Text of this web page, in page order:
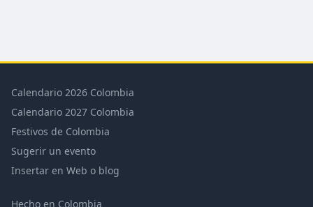
Calendario 2026 Colombia
Calendario 2027 Colombia
Festivos de Colombia
Sugerir un evento
Insertar en Web o blog
Hecho en Colombia